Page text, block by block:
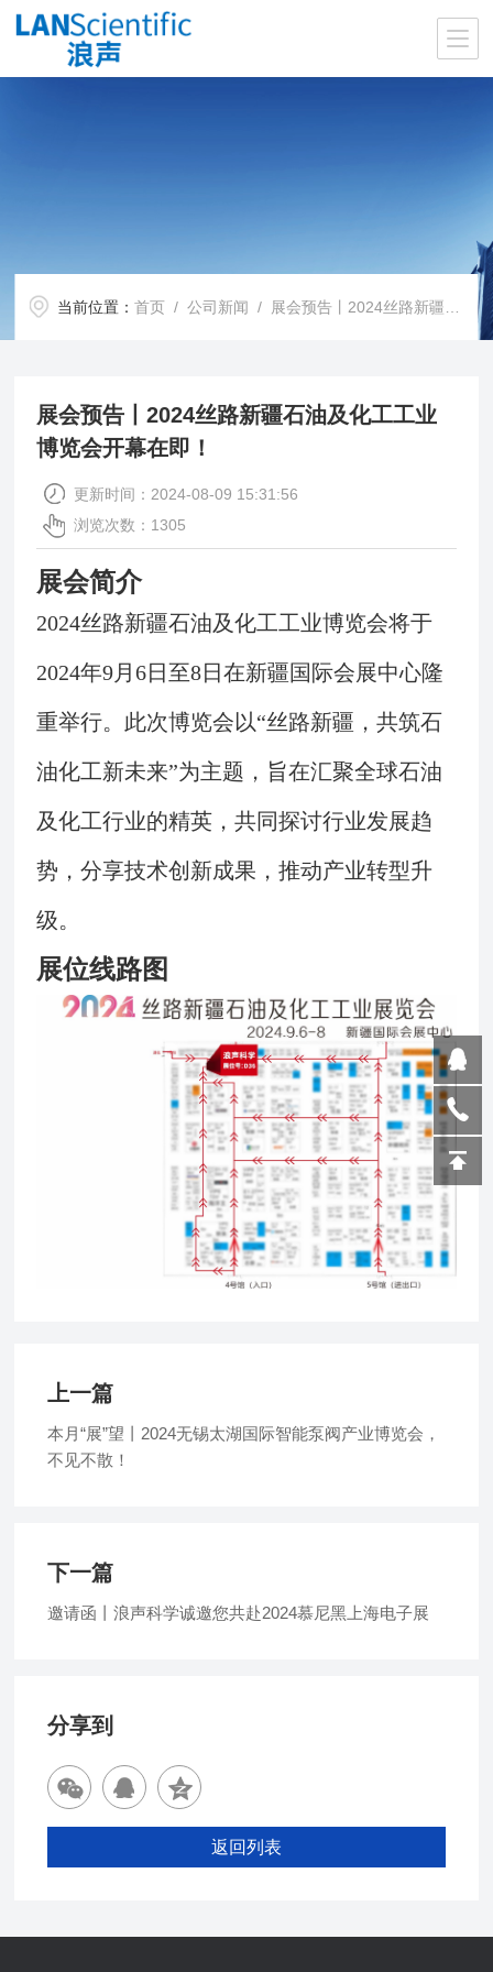
当前位置：首页 /公司新闻 / 展会预告丨2024丝路新疆石油及化工工业博览会开幕在即！
展会预告丨2024丝路新疆石油及化工工业
博览会开幕在即！
更新时间：2024-08-09 15:31:56
浏览次数：1305
展会简介
2024丝路新疆石油及化工工业博览会将于
2024年9月6日至8日在新疆国际会展中心隆
重举行。此次博览会以“丝路新疆，共筑石
油化工新未来”为主题，旨在汇聚全球石油
及化工行业的精英，共同探讨行业发展趋
势，分享技术创新成果，推动产业转型升
级。
展位线路图
上一篇
本月“展”望丨2024无锡太湖国际智能泵阀产业博览会，
不见不散！
下一篇
邀请函丨浪声科学诚邀您共赴2024慕尼黑上海电子展
分享到
返回列表